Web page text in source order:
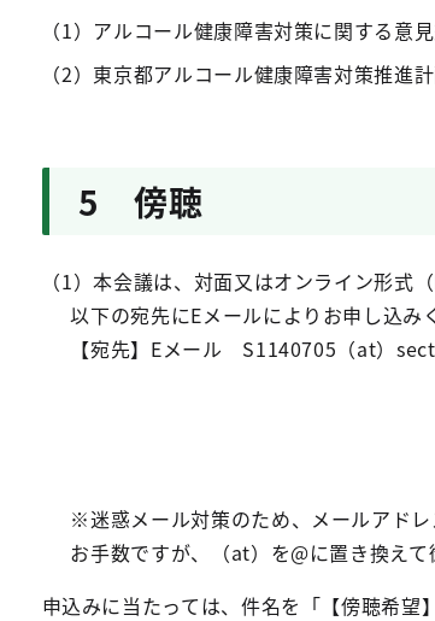
（1）アルコール健康障害対策に関する意
（2）東京都アルコール健康障害対策推
5 傍聴
（1）本会議は、対面又はオンライン形
以下の宛先にEメールによりお申し込み
【宛先】Eメール S1140705（at）
※迷惑メール対策のため、メールアドレ
お手数ですが、（at）を@に置き換えて
申込みに当たっては、件名を「【傍聴希